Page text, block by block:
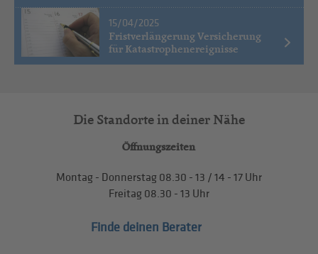
15/04/2025
Fristverlängerung Versicherung
für Katastrophenereignisse
Die Standorte in deiner Nähe
Öffnungszeiten
Montag - Donnerstag 08.30 - 13 / 14 - 17 Uhr
Freitag 08.30 - 13 Uhr
Finde deinen Berater